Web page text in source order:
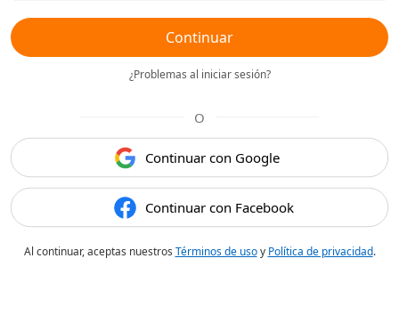
Continuar
¿Problemas al iniciar sesión?
O
Continuar con Google
Continuar con Facebook
Al continuar, aceptas nuestros Términos de usoy Política de privacidad.